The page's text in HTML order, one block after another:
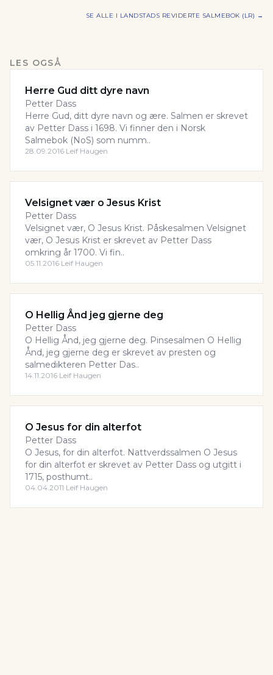
SE ALLE I LANDSTADS REVIDERTE SALMEBOK (LR) →
LES OGSÅ
Herre Gud ditt dyre navn
Petter Dass
Herre Gud, ditt dyre navn og ære. Salmen er skrevet
av Petter Dass i 1698. Vi finner den i Norsk
Salmebok (NoS) som numm..
28.09.2016·Leif Haugen
Velsignet vær o Jesus Krist
Petter Dass
Velsignet vær, O Jesus Krist. Påskesalmen Velsignet
vær, O Jesus Krist er skrevet av Petter Dass
omkring år 1700. Vi fin..
05.11.2016·Leif Haugen
O Hellig Ånd jeg gjerne deg
Petter Dass
O Hellig Ånd, jeg gjerne deg. Pinsesalmen O Hellig
Ånd, jeg gjerne deg er skrevet av presten og
salmedikteren Petter Das..
14.11.2016·Leif Haugen
O Jesus for din alterfot
Petter Dass
O Jesus, for din alterfot. Nattverdssalmen O Jesus
for din alterfot er skrevet av Petter Dass og utgitt i
1715, posthumt..
04.04.2011·Leif Haugen